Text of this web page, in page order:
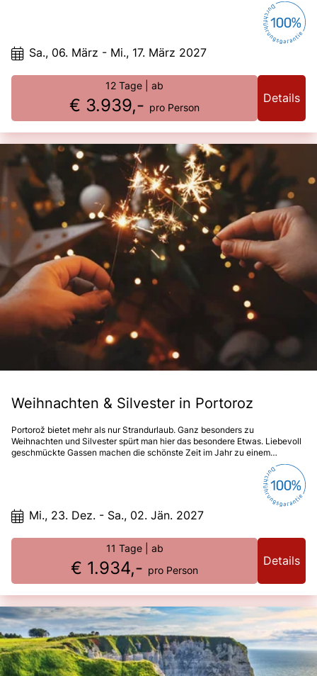
Sa., 06. März - Mi., 17. März 2027
12 Tage | ab
€ 3.939,- pro Person
Details
Weihnachten & Silvester in Portoroz
Portorož bietet mehr als nur Strandurlaub. Ganz besonders zu
Weihnachten und Silvester spürt man hier das besondere Etwas. Liebevoll
geschmückte Gassen machen die schönste Zeit im Jahr zu einem
unvergesslichen Erlebnis. Weihnachten und Silvester der ganz besonderen
Mi., 23. Dez. - Sa., 02. Jän. 2027
11 Tage | ab
€ 1.934,- pro Person
Details